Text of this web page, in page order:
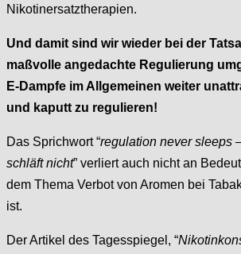
Nikotinersatztherapien.
Und damit sind wir wieder bei der
maßvolle angedachte Regulierung
E-Dampfe im Allgemeinen weiter
und kaputt zu regulieren!
Das Sprichwort “regulation never sleeps
schläft nicht” verliert auch nicht an
dem Thema Verbot von Aromen bei
ist.
Der Artikel des Tagesspiegel, “